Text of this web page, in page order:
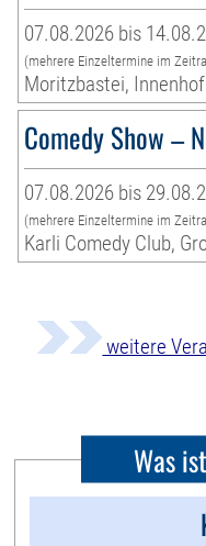
07.08.2026 bis
(mehrere Einzeltermine im
Moritzbastei, Innenhof
Comedy Show –
07.08.2026 bis
(mehrere Einzeltermine im
Karli Comedy Club,
weitere
Was